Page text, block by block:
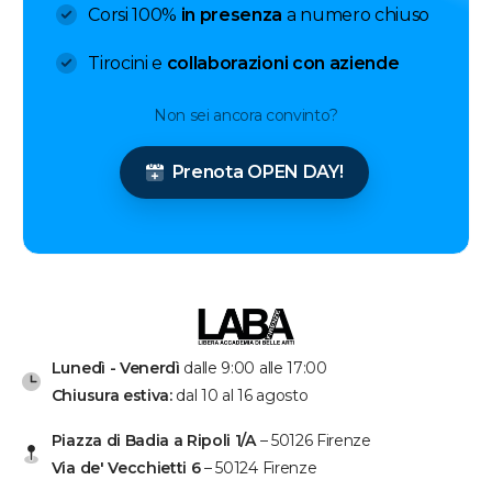
Corsi 100% in presenza a numero chiuso
Tirocini e collaborazioni con aziende
Non sei ancora convinto?
Prenota OPEN DAY!
Lunedì - Venerdì dalle 9:00 alle 17:00
Chiusura estiva:dal 10 al 16 agosto
Piazza di Badia a Ripoli 1/A – 50126 Firenze
Via de' Vecchietti 6 – 50124 Firenze